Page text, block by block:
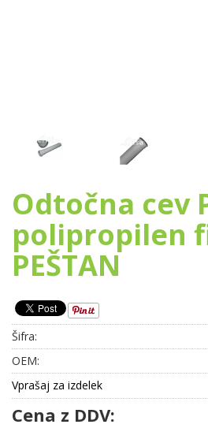
Odtočna cev
polipropilen
PEŠTAN
Šifra:
OEM:
Vprašaj za izdelek
Cena z DDV: